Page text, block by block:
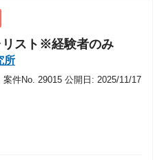
踏まえたレポーティング
ビス導入に向けた各種ご
要件定義・企画・提案 ・
POC対応 ・ASM・脅威イ
たサービス改善活動 ■プ
析・可視化支援 ・年間を通
リスト※経験者のみ
所
案件No. 29015 公開日: 2025/11/17